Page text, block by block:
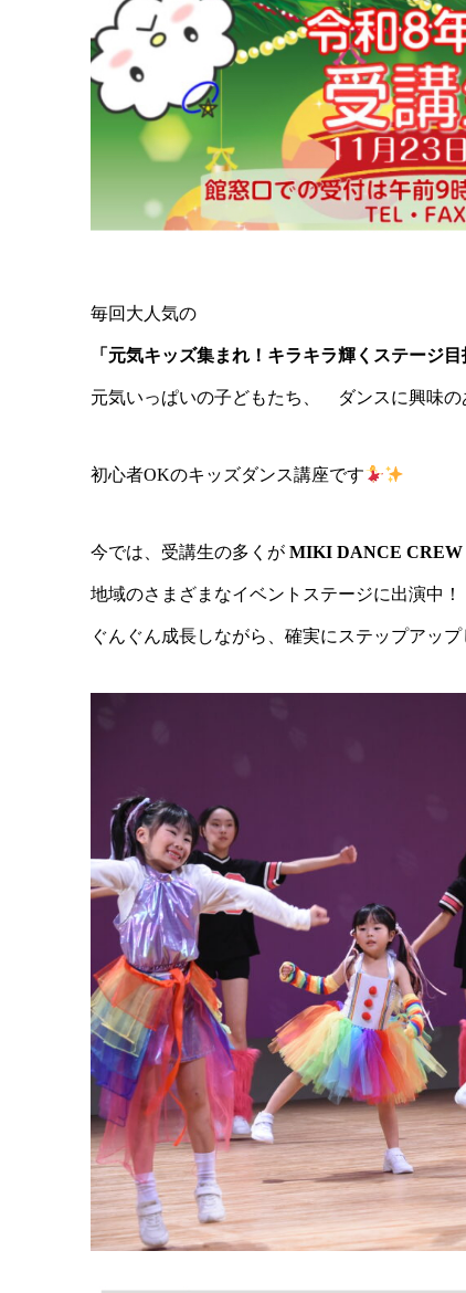
毎回大人気の
「元気キッズ集まれ！キラキラ輝くステージ
元気いっぱいの子どもたち、 ダンスに興味の
初心者OKのキッズダンス講座です
今では、受講生の多くが MIKI DANCE CREW
地域のさまざまなイベントステージに出演中！
ぐんぐん成長しながら、確実にステップアッ